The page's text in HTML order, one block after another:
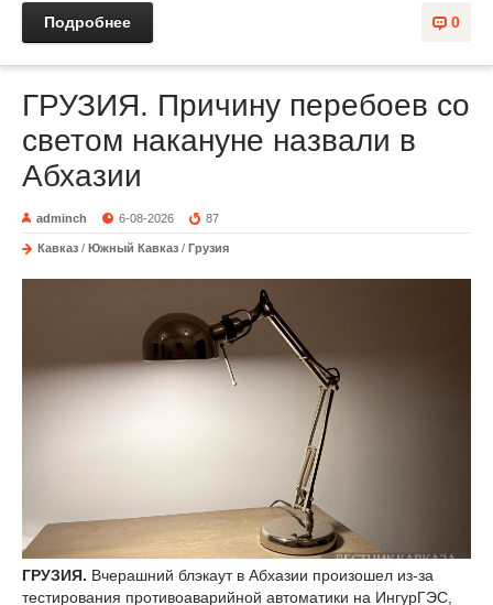
0
Подробнее
ГРУЗИЯ. Причину перебоев со
светом накануне назвали в
Абхазии
adminch 6-08-2026 87
Кавказ / Южный Кавказ / Грузия
ГРУЗИЯ. Вчерашний блэкаут в Абхазии произошел из-за
тестирования противоаварийной автоматики на ИнгурГЭС,